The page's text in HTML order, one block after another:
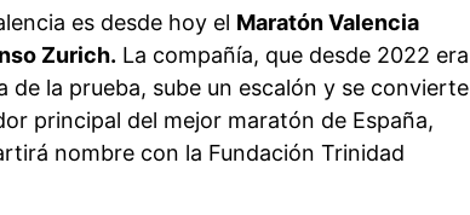
es desde hoy el Maratón Valencia
Zurich. La compañía, que desde 2022 era
de la prueba, sube un escalón y se convierte
principal del mejor maratón de España,
nombre con la Fundación Trinidad